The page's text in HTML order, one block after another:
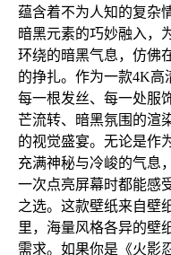
蕴含着不为人知的复杂
暗黑元素的巧妙融入，
环绕的暗黑气息，仿佛
的挣扎。作为一款4K高
每一根发丝、每一处服
芒流转、暗黑氛围的渲
的视觉盛宴。无论是作
充满神秘与冷峻的气息
一次点亮屏幕时都能感
之选。这款壁纸来自壁
里，海量风格各异的壁
需求。如果你是《火影